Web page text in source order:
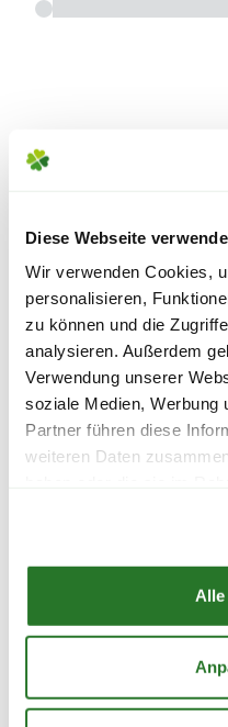
Diese Webseite
Wir verwenden Cookies,
personalisieren,
zu können und die
analysieren. Außerdem
Verwendung unserer
soziale Medien, Werbung
Partner führen diese
weiteren Daten
Alle
Bäumen
FOLGENDE
KÖNNEN
PAKETVERSAND
6,95€für
Zubehör)
7,95€für größere
Erde)
29,95€
WEITERE
ESSCHERT DESIGN
braun-beige